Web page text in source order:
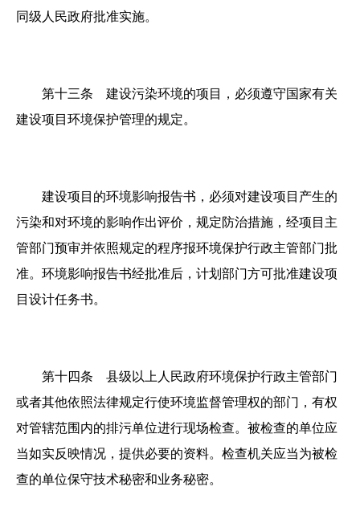
同级人民政府批准实施。
第十三条 建设污染环境的项目，必须遵守国家有关
建设项目环境保护管理的规定。
建设项目的环境影响报告书，必须对建设项目产生的
污染和对环境的影响作出评价，规定防治措施，经项目主
管部门预审并依照规定的程序报环境保护行政主管部门批
准。环境影响报告书经批准后，计划部门方可批准建设项
目设计任务书。
第十四条 县级以上人民政府环境保护行政主管部门
或者其他依照法律规定行使环境监督管理权的部门，有权
对管辖范围内的排污单位进行现场检查。被检查的单位应
当如实反映情况，提供必要的资料。检查机关应当为被检
查的单位保守技术秘密和业务秘密。